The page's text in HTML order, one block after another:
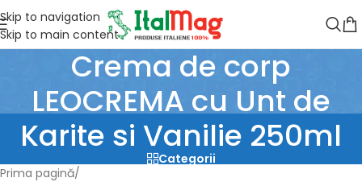
Skip to navigation
Skip to main content
Crema de corp
LEOCREMA cu Unt de
Karite si Vanilie 250ml
Categorii
Prima pagină/